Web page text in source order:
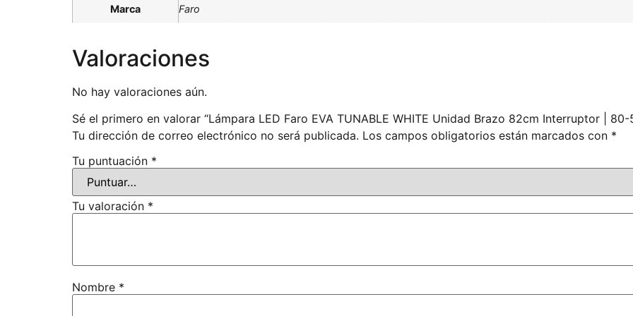
Marca Faro
Valoraciones
No hay valoraciones aún.
Sé el primero en valorar “Lámpara LED Faro EVA TUNABLE WHITE Unidad Brazo 82cm Interruptor | 80-
Tu dirección de correo electrónico no será publicada. Los campos obligatorios están marcados con *
Tu puntuación *
Tu valoración *
Nombre *